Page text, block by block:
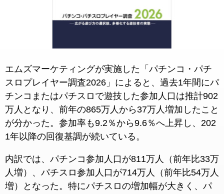
エムズマーケティングが実施した「パチンコ・パチ
スロプレイヤー調査2026」によると、過去1年間にパ
チンコまたはパチスロで遊技した参加人口は推計902
万人となり、前年の865万人から37万人増加したこと
が分かった。参加率も9.2％から9.6％へ上昇し、202
1年以降の回復基調が続いている。
内訳では、パチンコ参加人口が811万人（前年比33万
人増）、パチスロ参加人口が714万人（前年比54万人
増）となった。特にパチスロの増加幅が大きく、パ